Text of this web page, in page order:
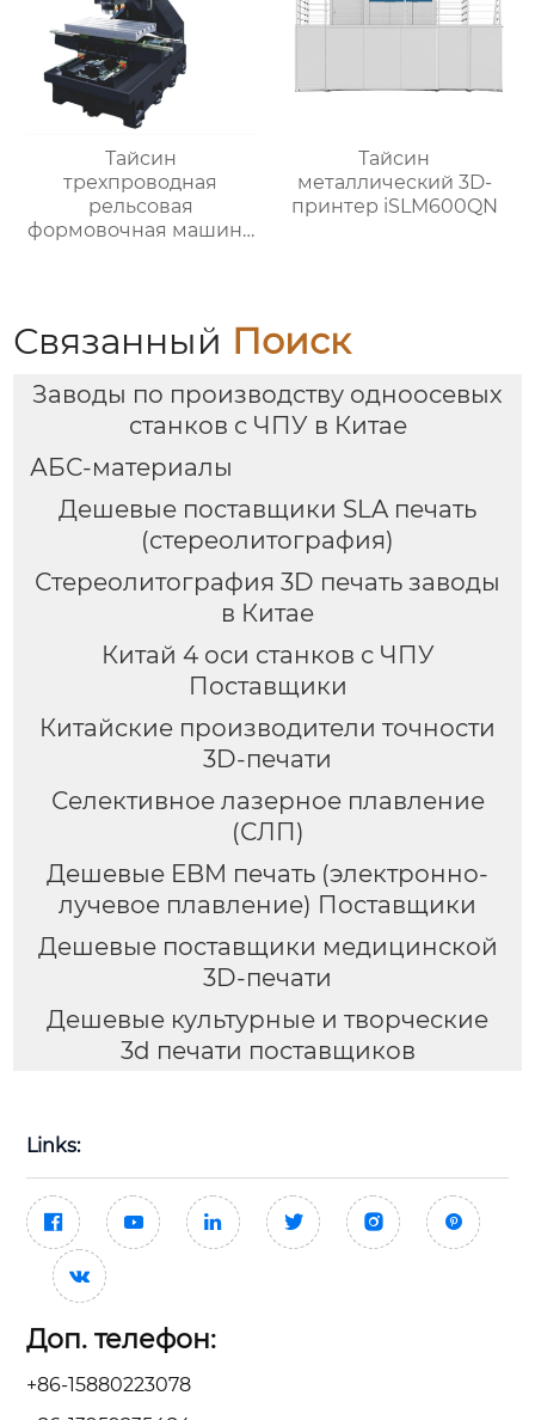
Тайсин
трехпроводная
рельсовая
формовочная машина
Тайсин
металлический 3D-
принтер iSLM600QN
Связанный Поиск
Заводы по производству одноосевых
станков с ЧПУ в Китае
АБС-материалы
Дешевые поставщики SLA печать
(стереолитография)
Стереолитография 3D печать заводы
в Китае
Китай 4 оси станков с ЧПУ
Поставщики
Китайские производители точности
3D-печати
Селективное лазерное плавление
(СЛП)
Дешевые EBM печать (электронно-
лучевое плавление) Поставщики
Дешевые поставщики медицинской
3D-печати
Дешевые культурные и творческие
3d печати поставщиков
Links:
     

Доп. телефон:
+86-15880223078